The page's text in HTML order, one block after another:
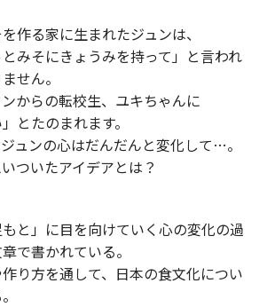
作る家に生まれたジュンは、
みそにきょうみを持って」と言われ
せん。
からの転校生、ユキちゃんに
とたのまれます。
ュンの心はだんだんと変化して…。
ついたアイデアとは？
と」に目を向けていく心の変化の過
で書かれている。
り方を通して、日本の食文化につい